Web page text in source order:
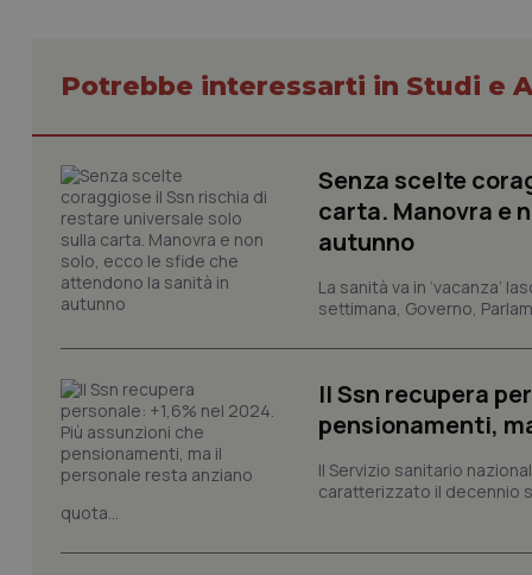
Potrebbe interessarti in Studi e
Senza scelte
carta. Manovra e
autunno
La sanità va in ‘vacanza’
settimana, Governo,
Il Ssn recupera
pensionamenti,
Il Servizio sanitario
caratterizzato il decennio
quota...
I cookie necessari
e l'accesso alle aree
tracking-sites-
tracking-enable
tracking-sites-